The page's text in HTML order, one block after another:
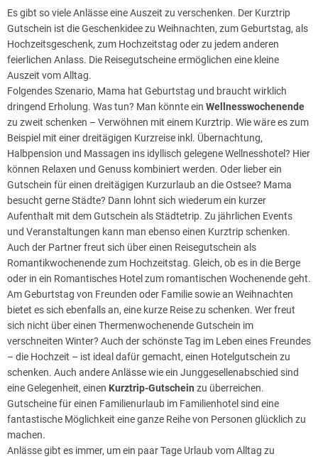
Es gibt so viele Anlässe eine Auszeit zu verschenken. Der Kurztrip
Gutschein ist die Geschenkidee zu Weihnachten, zum Geburtstag, als
Hochzeitsgeschenk, zum Hochzeitstag oder zu jedem anderen
feierlichen Anlass. Die Reisegutscheine ermöglichen eine kleine
Auszeit vom Alltag.
Folgendes Szenario, Mama hat Geburtstag und braucht wirklich
dringend Erholung. Was tun? Man könnte ein Wellnesswochenende
zu zweit schenken – Verwöhnen mit einem Kurztrip. Wie wäre es zum
Beispiel mit einer dreitägigen Kurzreise inkl. Übernachtung,
Halbpension und Massagen ins idyllisch gelegene Wellnesshotel? Hier
können Relaxen und Genuss kombiniert werden. Oder lieber ein
Gutschein für einen dreitägigen Kurzurlaub an die Ostsee? Mama
besucht gerne Städte? Dann lohnt sich wiederum ein kurzer
Aufenthalt mit dem Gutschein als Städtetrip. Zu jährlichen Events
und Veranstaltungen kann man ebenso einen Kurztrip schenken.
Auch der Partner freut sich über einen Reisegutschein als
Romantikwochenende zum Hochzeitstag. Gleich, ob es in die Berge
oder in ein Romantisches Hotel zum romantischen Wochenende geht.
Am Geburtstag von Freunden oder Familie sowie an Weihnachten
bietet es sich ebenfalls an, eine kurze Reise zu schenken. Wer freut
sich nicht über einen Thermenwochenende Gutschein im
verschneiten Winter? Auch der schönste Tag im Leben eines Freundes
– die Hochzeit – ist ideal dafür gemacht, einen Hotelgutschein zu
schenken. Auch andere Anlässe wie ein Junggesellenabschied sind
eine Gelegenheit, einen Kurztrip-Gutschein zu überreichen.
Gutscheine für einen Familienurlaub im Familienhotel sind eine
fantastische Möglichkeit eine ganze Reihe von Personen glücklich zu
machen.
Anlässe gibt es immer, um ein paar Tage Urlaub vom Alltag zu